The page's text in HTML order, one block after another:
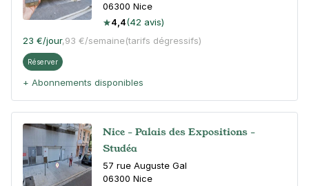
06300 Nice
4,4(42 avis)
23 €/jour,93 €/semaine(tarifs dégressifs)
Réserver
+ Abonnements disponibles
Nice - Palais des Expositions -
Studéa
57 rue Auguste Gal
06300 Nice